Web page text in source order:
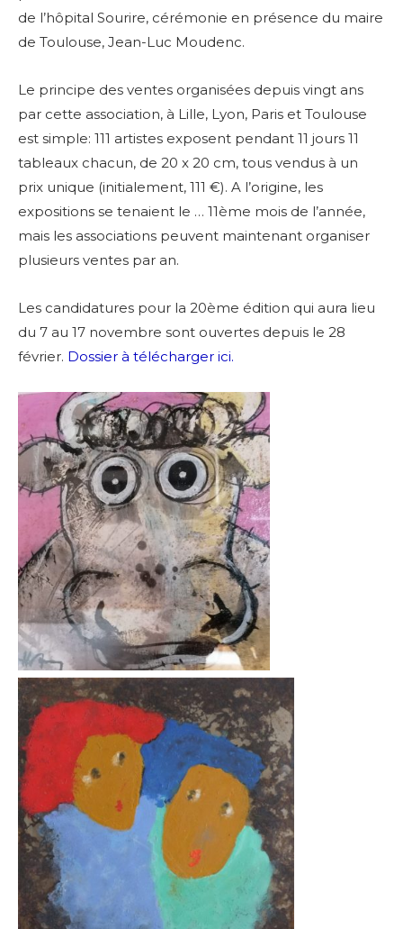
de l’hôpital Sourire, cérémonie en présence du maire
de Toulouse, Jean-Luc Moudenc.
Le principe des ventes organisées depuis vingt ans
par cette association, à Lille, Lyon, Paris et Toulouse
est simple: 111 artistes exposent pendant 11 jours 11
tableaux chacun, de 20 x 20 cm, tous vendus à un
prix unique (initialement, 111 €). A l’origine, les
expositions se tenaient le … 11ème mois de l’année,
mais les associations peuvent maintenant organiser
plusieurs ventes par an.
Les candidatures pour la 20ème édition qui aura lieu
du 7 au 17 novembre sont ouvertes depuis le 28
février. Dossier à télécharger ici.